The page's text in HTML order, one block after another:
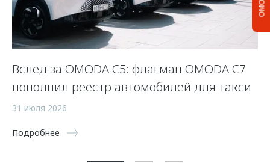
Вслед за OMODA C5: флагман OMODA C7
пополнил реестр автомобилей для такси
31 июля 2026
Подробнее